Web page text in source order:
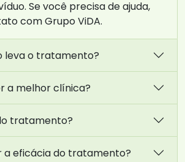
Se você precisa de ajuda,
com Grupo ViDA.
leva o tratamento?
a melhor clínica?
tratamento?
a eficácia do tratamento?